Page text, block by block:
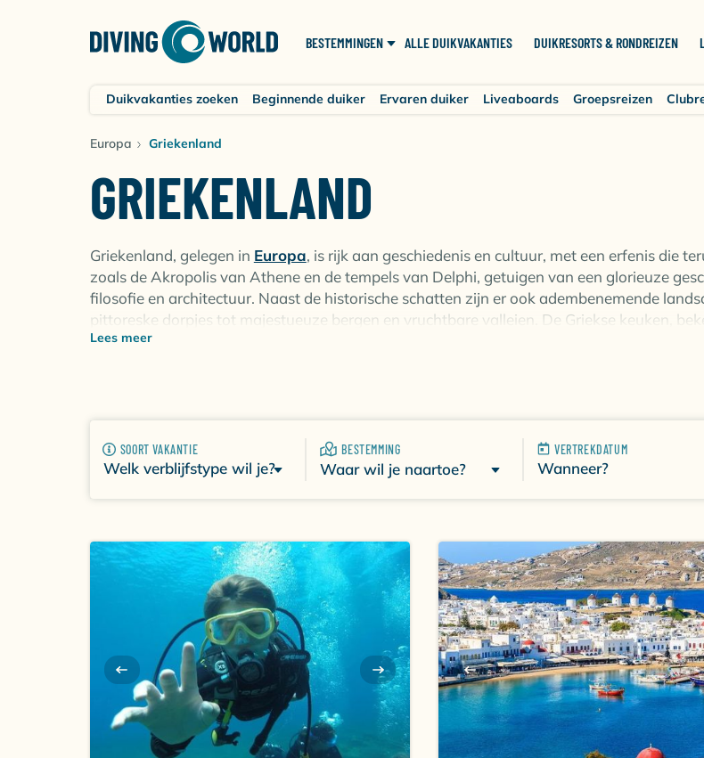
BESTEMMINGEN ALLE DUIKVAKANTIES DUIKRESORTS & RONDREIZEN
Duikvakanties zoeken Beginnende duiker Ervaren duiker Liveaboards Groepsreizen
Europa Griekenland
GRIEKENLAND
Griekenland, gelegen in Europa, is rijk aan geschiedenis en cultuur, met een erfenis die
zoals de Akropolis van Athene en de tempels van Delphi, getuigen van een glorieuze
filosofie en architectuur. Naast de historische schatten zijn er ook adembenemende
pittoreske dorpjes tot majestueuze bergen en vruchtbare valleien. De Griekse keuken,
culinair avontuur op zich. Geniet van traditionele gerechten zoals moussaka, souvlaki en
voor elk wat wils. Dompel jezelf onder in de betoverende wereld van Griekenland en
diversiteit.
DUIKVAKANTIE IN GRIEKENLAND
Griekenland staat veelal bekent om zijn afwisselende natuur, warme mensen, een rijke
kristalheldere zee met vele eilandjes. Juist deze wateren rond de eilandenwereld heeft
adembenemende kloven en talloze duikwrakken. De azuurblauwe wateren van de
mysterieuze duikstekken, wachtend om ontdekt te worden! Het water in Griekenland
onderwaterleven in is meer dan de moeite waard voor diegenen die er oog voor
oppervlakkig of juist diep, stroomduiken of ontspannen duiken. Met een uitstekend zicht
verzekerd van fantastische duiken!
DUIKEN IN GRIEKENLAND
Lees meer
SOORT VAKANTIE
Welk verblijfstype wil je?
BESTEMMING
Waar wil je naartoe?
VERTREKDATUM
Wanneer?